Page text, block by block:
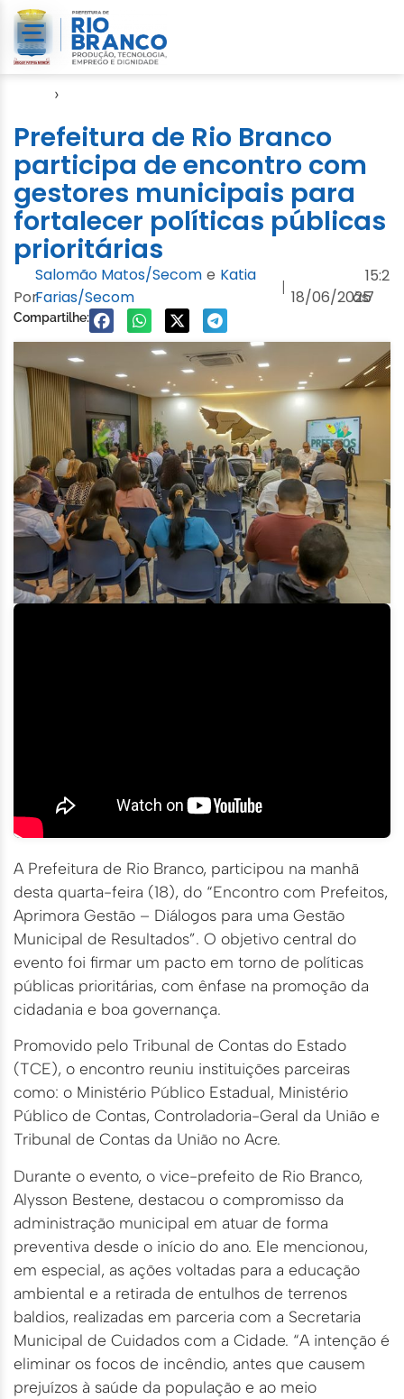
›
Prefeitura de Rio Branco
participa de encontro com
gestores municipais para
fortalecer políticas públicas
prioritárias
Por
Salomão Matos/Secom e Katia
Farias/Secom
|
18/06/2025
às
15:2
7
Compartilhe:
A Prefeitura de Rio Branco, participou na manhã
desta quarta-feira (18), do “Encontro com Prefeitos,
Aprimora Gestão – Diálogos para uma Gestão
Municipal de Resultados”. O objetivo central do
evento foi firmar um pacto em torno de políticas
públicas prioritárias, com ênfase na promoção da
cidadania e boa governança.
Promovido pelo Tribunal de Contas do Estado
(TCE), o encontro reuniu instituições parceiras
como: o Ministério Público Estadual, Ministério
Público de Contas, Controladoria-Geral da União e
Tribunal de Contas da União no Acre.
Durante o evento, o vice-prefeito de Rio Branco,
Alysson Bestene, destacou o compromisso da
administração municipal em atuar de forma
preventiva desde o início do ano. Ele mencionou,
em especial, as ações voltadas para a educação
ambiental e a retirada de entulhos de terrenos
baldios, realizadas em parceria com a Secretaria
Municipal de Cuidados com a Cidade. “A intenção é
eliminar os focos de incêndio, antes que causem
prejuízos à saúde da população e ao meio